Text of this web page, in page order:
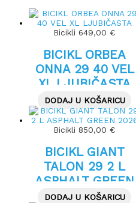
Bicikli 649,00 €
BICIKL ORBEA
ONNA 29 40 VEL
XL LJUBIČASTA
DODAJ U KOŠARICU
Bicikli 850,00 €
BICIKL GIANT
TALON 29 2 L
ASPHALT GREEN
2026
DODAJ U KOŠARICU